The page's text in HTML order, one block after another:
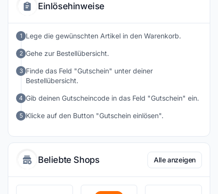
Einlösehinweise
1 Lege die gewünschten Artikel in den Warenkorb.
2 Gehe zur Bestellübersicht.
3 Finde das Feld "Gutschein" unter deiner
Bestellübersicht.
4 Gib deinen Gutscheincode in das Feld "Gutschein" ein.
5 Klicke auf den Button "Gutschein einlösen".
Beliebte Shops Alle anzeigen